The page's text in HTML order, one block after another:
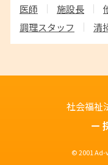
医師 施設長
調理スタッフ
清
社会福祉
© 2001 Ad-